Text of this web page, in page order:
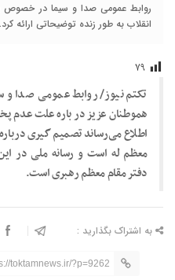
روابط عمومی صدا و سیما در خصوص
انقلاب به طور زنده توضیحاتی ارائه کرد.
۷۹
تکتم نیوز/ روابط عمومی صدا و
هموطنان عزیز در باره علت عدم
اطلاع می‌رساند تصمیم گیری
معظم له است و رسانه ملی در
دفتر مقام معظم رهبری است.
به اشتراک بگذارید :
toktamnews.ir/?p=9262